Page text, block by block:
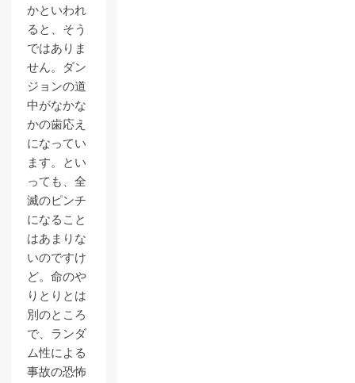
かといわれ
ると、そう
ではありま
せん。ダン
ジョンの道
中がなかな
かの歯応え
になってい
ます。とい
っても、全
滅のピンチ
になること
はあまりな
いのですけ
ど。命のや
りとりとは
別のところ
で、ランダ
ム性による
事故の恐怖